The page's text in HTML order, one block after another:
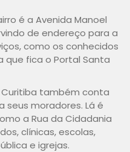
é a Avenida Manoel
de endereço para a
como os conhecidos
que fica o Portal Santa
Curitiba também conta
moradores. Lá é
a Rua da Cidadania
clínicas, escolas,
e igrejas.